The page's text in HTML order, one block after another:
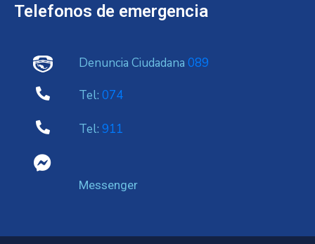
Telefonos de emergencia
Denuncia Ciudadana 089
Tel: 074
Tel: 911
Messenger